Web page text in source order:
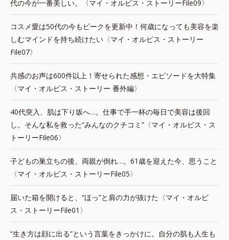
代の今が一番美しい。〈マイ・オルビス・ストーリーFile09〉
コスメ愛は50代の今もピークを更新中！何歳になっても美容を楽
しむマインドを持ち続けたい〈マイ・オルビス・ストーリー
File07〉
共感のお声は600件以上！寄せられた感想・エピソードを大特集
〈マイ・オルビス・ストーリー 番外編〉
40代突入、肌は下り坂へ…。仕事で手一杯の毎日で美容は後回
し。そんな私を救った“みんなのクチコミ”〈マイ・オルビス・ス
トーリーFile06〉
子どもの巣立ちの後、両親が倒れ…。61歳を迎えた今、思うこと
〈マイ・オルビス・ストーリーFile05〉
届いた箱を開けると、“ほっ”と肩の力が抜けた〈マイ・オルビ
ス・ストーリーFile01〉
“生き方は顔に出る”という言葉をきっかけに。自分の肌も人生も